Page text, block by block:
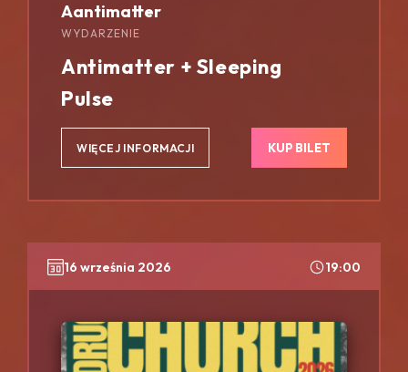
Aantimatter
WYDARZENIE
Antimatter + Sleeping
Pulse
WIĘCEJ INFORMACJI KUP BILET
16 września 2026 19:00